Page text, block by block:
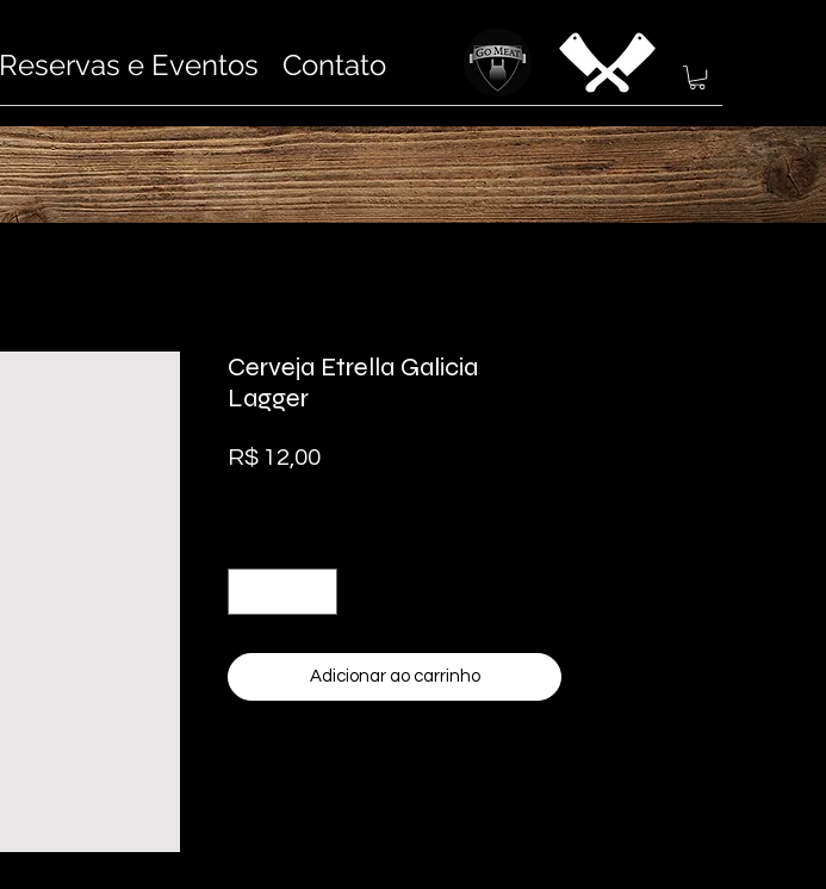
Reservas e Eventos Contato
Cerveja Etrella Galicia
Lagger
R$ 12,00Preço
Adicionar ao carrinho